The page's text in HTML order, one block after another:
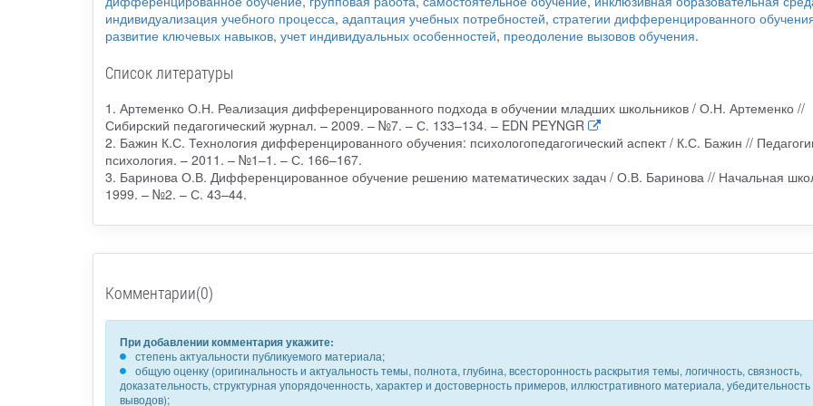
индивидуализация учебного процесса, адаптация учебных потребностей, стратегии дифференцированного
развитие ключевых навыков, учет индивидуальных особенностей, преодоление вызовов обучения.
Список литературы
1. Артеменко О.Н. Реализация дифференцированного подхода в обучении младших школьников / О.Н. Артеменко //
Сибирский педагогический журнал. – 2009. – №7. – С. 133–134. – EDN PEYNGR
2. Бажин К.С. Технология дифференцированного обучения: психологопедагогический аспект / К.С. Бажин //
психология. – 2011. – №1–1. – С. 166–167.
3. Баринова О.В. Дифференцированное обучение решению математических задач / О.В. Баринова // Начальная
1999. – №2. – С. 43–44.
Комментарии(0)
При добавлении комментария укажите:
степень актуальности публикуемого материала;
общую оценку (оригинальность и актуальность темы, полнота, глубина, всесторонность раскрытия темы, логичность, связность,
доказательность, структурная упорядоченность, характер и достоверность примеров, иллюстративного материала, убедительность
выводов);